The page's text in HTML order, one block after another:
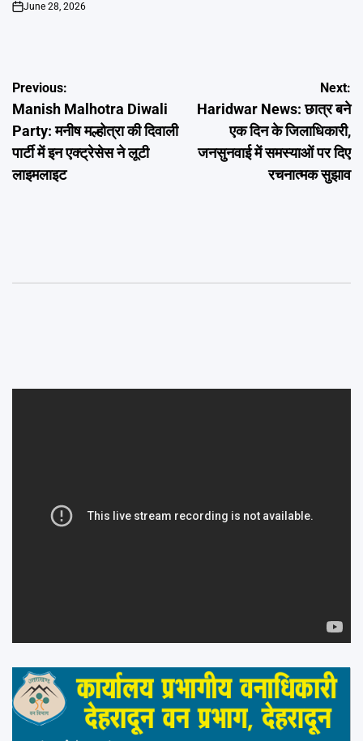
on
June 28, 2026
Post
navigation
Previous:
Manish Malhotra Diwali
Party: मनीष मल्होत्रा की दिवाली
पार्टी में इन एक्ट्रेसेस ने लूटी
लाइमलाइट
Next:
Haridwar News: छात्र बने
एक दिन के जिलाधिकारी,
जनसुनवाई में समस्याओं पर दिए
रचनात्मक सुझाव